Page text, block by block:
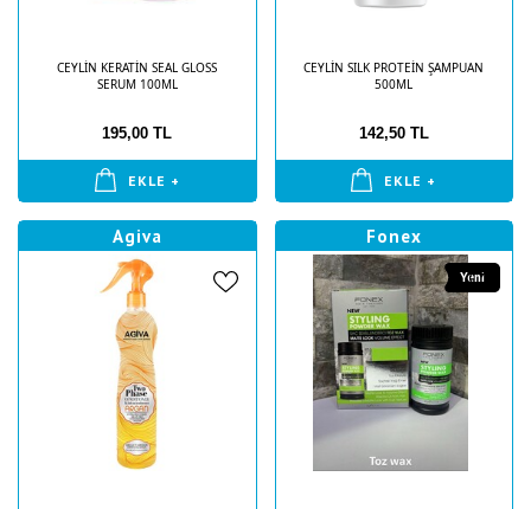
CEYLİN KERATİN SEAL GLOSS
SERUM 100ML
195,00 TL
EKLE +
CEYLİN SILK PROTEİN ŞAMPUAN
500ML
142,50 TL
EKLE +
Agiva Fonex
Yeni